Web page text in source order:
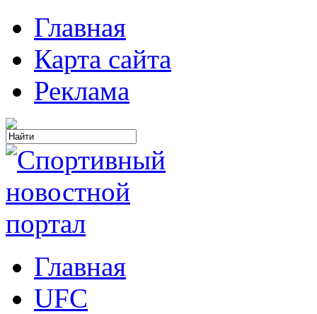
Главная
Карта сайта
Реклама
Главная
UFC